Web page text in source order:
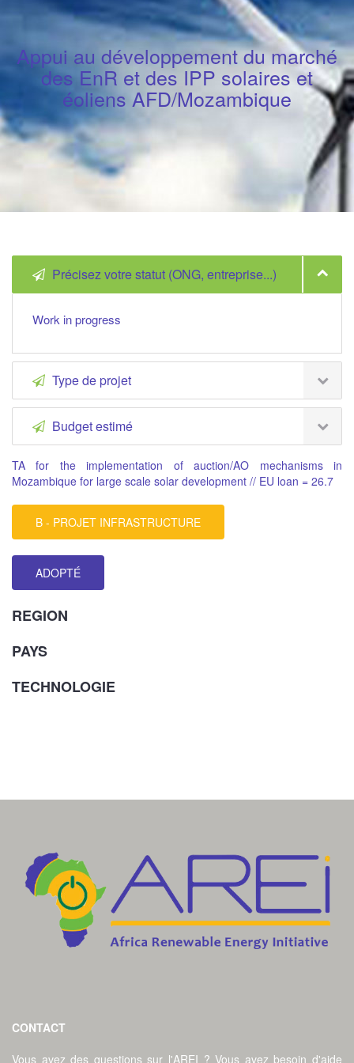
Appui au développement du marché
des EnR et des IPP solaires et
éoliens AFD/Mozambique
Précisez votre statut (ONG, entreprise...)
Work in progress
Type de projet
Budget estimé
TA for the implementation of auction/AO mechanisms in
Mozambique for large scale solar development // EU loan = 26.7
B - PROJET INFRASTRUCTURE
ADOPTÉ
REGION
PAYS
TECHNOLOGIE
CONTACT
Vous avez des questions sur l'AREI ? Vous avez besoin d'aide